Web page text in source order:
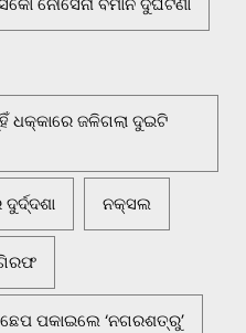
ଧକ୍କାରେ ଜଳିଗଲା ଦୁଇଟି
ନକ୍ସଲ
ଗିରଫ
ଛେପ ପକାଇଲେ ‘ନଗରଶତ୍ରୁ’